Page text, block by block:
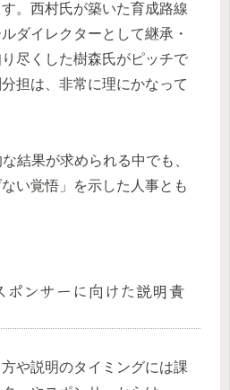
。西村氏が築いた育成路線
ダイレクターとして継承・
尽くした樹森氏がピッチで
担は、非常に理にかなって
結果が求められる中でも、
い覚悟」を示した人事とも
ンサーに向けた説明責
や説明のタイミングには課